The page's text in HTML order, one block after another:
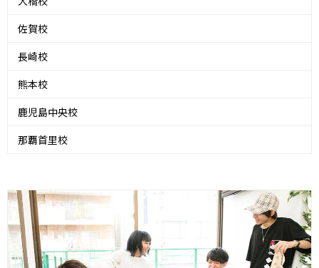
佐賀校
長崎校
熊本校
鹿児島中央校
那覇首里校